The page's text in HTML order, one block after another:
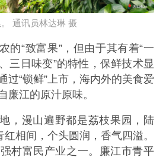
通讯员林达琳 摄
的“致富果”，但由于其有着“一
三日味变”的特性，保鲜技术显
过“锁鲜”上市，海内外的美食爱
廉江的原汁原味。
，漫山遍野都是荔枝果园，陆
红相间，个头圆润，香气四溢。
村富民产业之一。廉江市青平